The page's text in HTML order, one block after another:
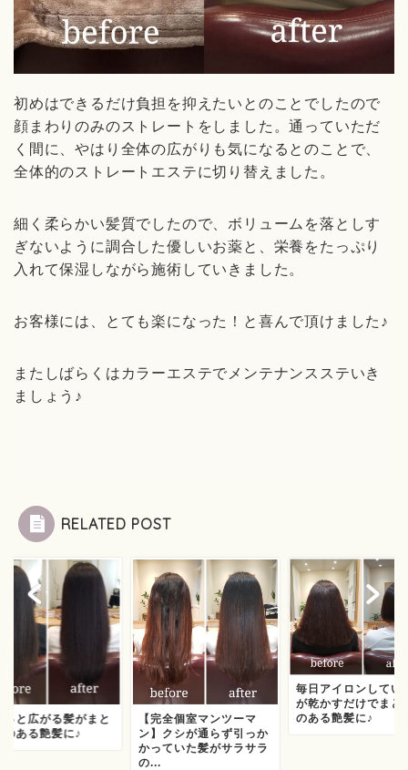
初めはできるだけ負担を抑えたいとのことでしたので
顔まわりのみのストレートをしました。通っていただ
く間に、やはり全体の広がりも気になるとのことで、
全体的のストレートエステに切り替えました。
細く柔らかい髪質でしたので、ボリュームを落としす
ぎないように調合した優しいお薬と、栄養をたっぷり
入れて保湿しながら施術していきました。
お客様には、とても楽になった！と喜んで頂けました♪
またしばらくはカラーエステでメンテナンスステいき
ましょう♪
RELATED POST
っと広がる髪がまと
のある艶髪に♪
【完全個室マンツーマ
ン】クシが通らず引っか
かっていた髪がサラサラ
の...
毎日アイロンしてい
が乾かすだけでまと
のある艶髪に♪